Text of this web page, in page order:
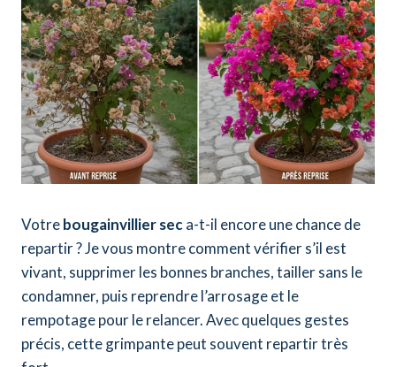
Votrebougainvillier seca-t-il encore une chance de
repartir ? Je vous montre comment vérifier s’il est
vivant, supprimer les bonnes branches, tailler sans le
condamner, puis reprendre l’arrosage et le
rempotage pour le relancer. Avec quelques gestes
précis, cette grimpante peut souvent repartir très